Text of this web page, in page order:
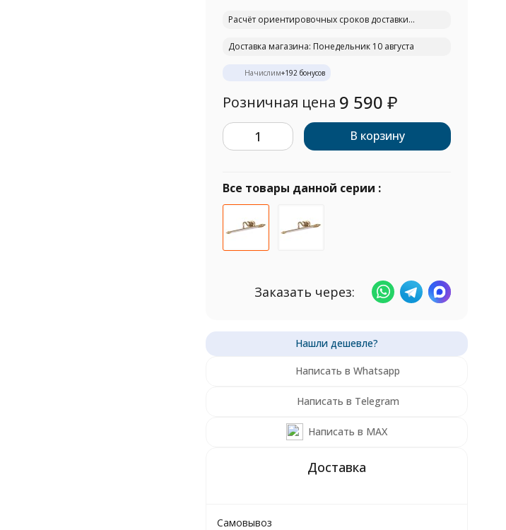
Расчёт ориентировочных сроков доставки...
Доставка магазина: Понедельник 10 августа
Начислим+192 бонусов
Розничная цена 9 590₽
В корзину
Все товары данной серии :
Заказать через:
Написать в Whatsapp
Написать в Telegram
Написать в MAX
Самовывоз